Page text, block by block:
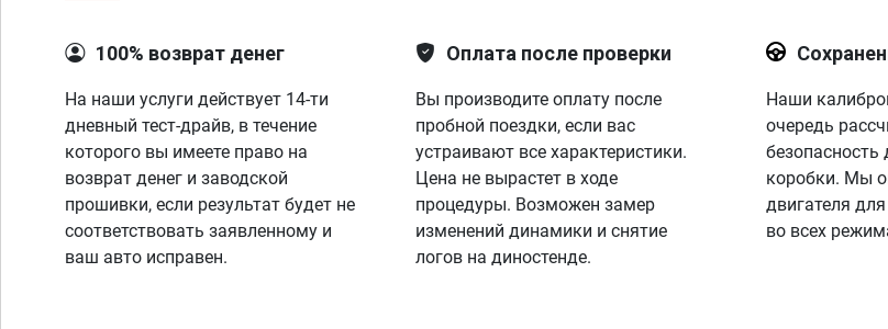
100% возврат денег
На наши услуги действует 14-ти
дневный тест-драйв, в течение
которого вы имеете право на
возврат денег и заводской
прошивки, если результат будет не
соответствовать заявленному и
ваш авто исправен.
Оплата после проверки
Вы производите оплату после
пробной поездки, если вас
устраивают все характеристики.
Цена не вырастет в ходе
процедуры. Возможен замер
изменений динамики и снятие
логов на диностенде.
Наши
очередь
коробки. Мы
двигателя
во всех